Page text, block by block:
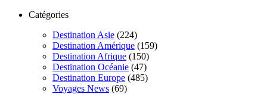
Catégories
Destination Asie (224)
Destination Amérique (159)
Destination Afrique (150)
Destination Océanie (47)
Destination Europe (485)
Voyages News (69)